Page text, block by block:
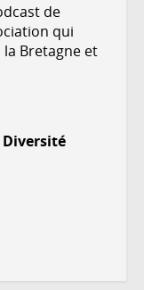
de
qui
la Bretagne et